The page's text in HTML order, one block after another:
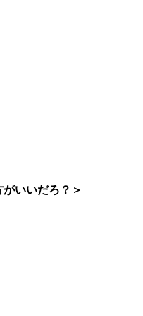
いいだろ？＞